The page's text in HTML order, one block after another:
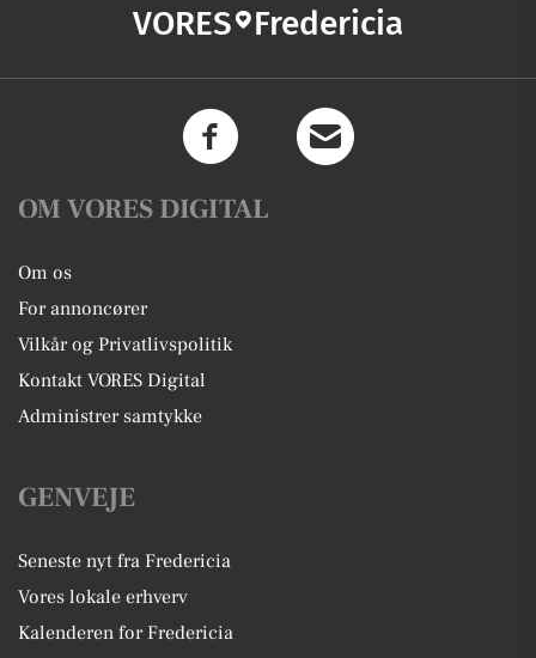
VORES Fredericia
OM VORES DIGITAL
Om os
For annoncører
Vilkår og Privatlivspolitik
Kontakt VORES Digital
Administrer samtykke
GENVEJE
Seneste nyt fra Fredericia
Vores lokale erhverv
Kalenderen for Fredericia